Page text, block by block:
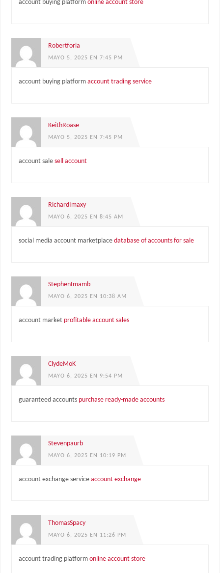
account buying platform online account store
Robertforia
MAYO 5, 2025 EN 7:45 PM
account buying platform account trading service
KeithRoase
MAYO 5, 2025 EN 7:45 PM
account sale sell account
RichardImaxy
MAYO 6, 2025 EN 8:45 AM
social media account marketplace database of accounts for sale
StephenImamb
MAYO 6, 2025 EN 10:38 AM
account market profitable account sales
ClydeMoK
MAYO 6, 2025 EN 9:54 PM
guaranteed accounts purchase ready-made accounts
Stevenpaurb
MAYO 6, 2025 EN 10:19 PM
account exchange service account exchange
ThomasSpacy
MAYO 6, 2025 EN 11:26 PM
account trading platform online account store